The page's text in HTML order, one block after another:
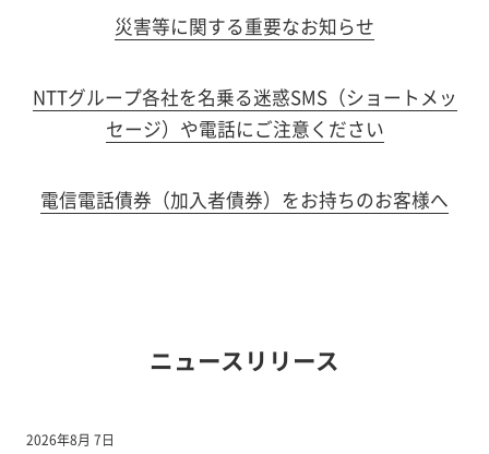
災害等に関する重要なお知らせ
NTTグループ各社を名乗る迷惑SMS（ショートメッ
セージ）や電話にご注意ください
電信電話債券（加入者債券）をお持ちのお客様へ
ニュースリリース
2026年8月 7日